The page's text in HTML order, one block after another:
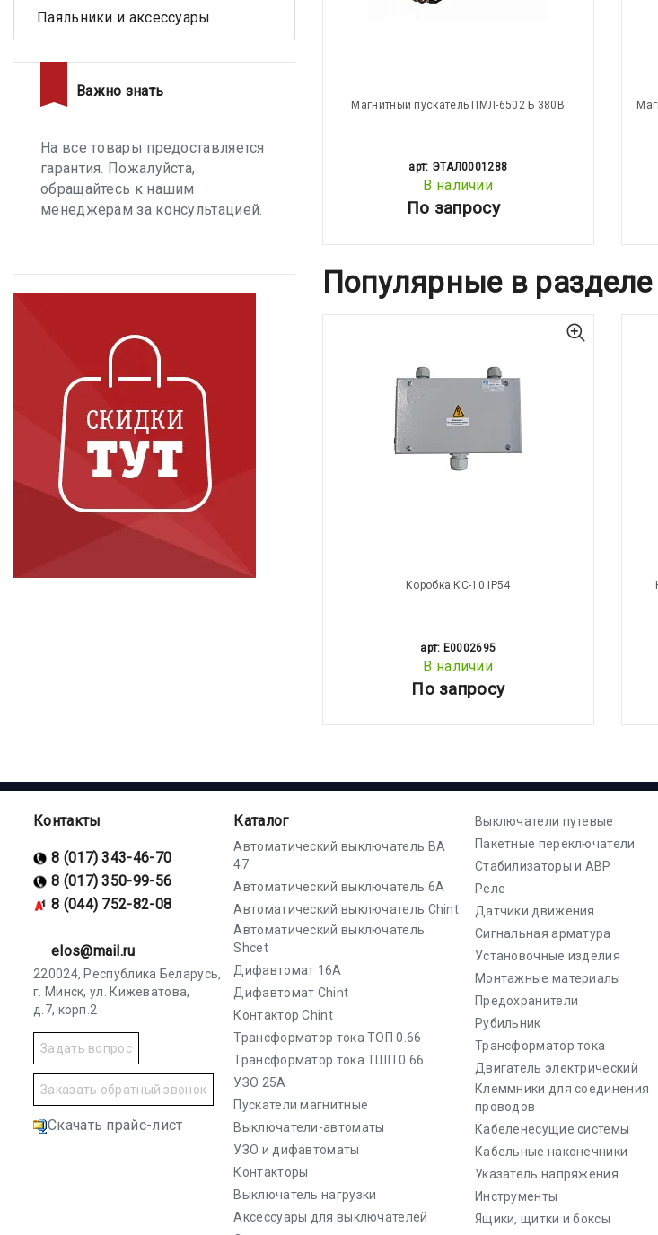
Магнитный пускатель ПМЛ-6502 Б 380В
арт: ЭТАЛ0001288
В наличии
По запросу
Популярные в разделе
Коробка КС-10 IP54
арт: E0002695
В наличии
По запросу
Паяльники и аксессуары
Важно знать
На все товары предоставляется
гарантия. Пожалуйста,
обращайтесь к нашим
менеджерам за консультацией.
Контакты
8 (017) 343-46-70
8 (017) 350-99-56
8 (044) 752-82-08
elos@mail.ru
220024, Республика Беларусь,
г. Минск, ул. Кижеватова,
д.7, корп.2
Задать вопрос
Заказать обратный звонок
Скачать прайс-лист
Каталог
Автоматический выключатель ВА
47
Автоматический выключатель 6А
Автоматический выключатель Chint
Автоматический выключатель
Shcet
Дифавтомат 16А
Дифавтомат Chint
Контактор Chint
Трансформатор тока ТОП 0.66
Трансформатор тока ТШП 0.66
УЗО 25А
Пускатели магнитные
Выключатели-автоматы
УЗО и дифавтоматы
Контакторы
Выключатель нагрузки
Аксессуары для выключателей
Выключатели путевые
Пакетные переключатели
Стабилизаторы и АВР
Реле
Датчики движения
Сигнальная арматура
Установочные изделия
Монтажные материалы
Предохранители
Рубильник
Трансформатор тока
Двигатель электрический
Клеммники для соединения
проводов
Кабеленесущие системы
Кабельные наконечники
Указатель напряжения
Инструменты
Ящики, щитки и боксы